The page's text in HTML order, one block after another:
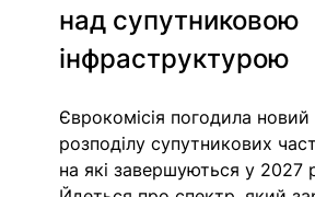
над супутниковою
інфраструктурою
Єврокомісія погодила
розподілу супутникових
на які завершуються у 2027